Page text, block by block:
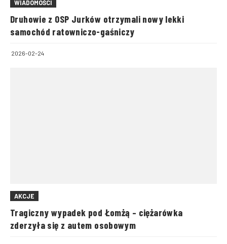
WIADOMOŚCI
Druhowie z OSP Jurków otrzymali nowy lekki
samochód ratowniczo-gaśniczy
2026-02-24
AKCJE
Tragiczny wypadek pod Łomżą – ciężarówka
zderzyła się z autem osobowym